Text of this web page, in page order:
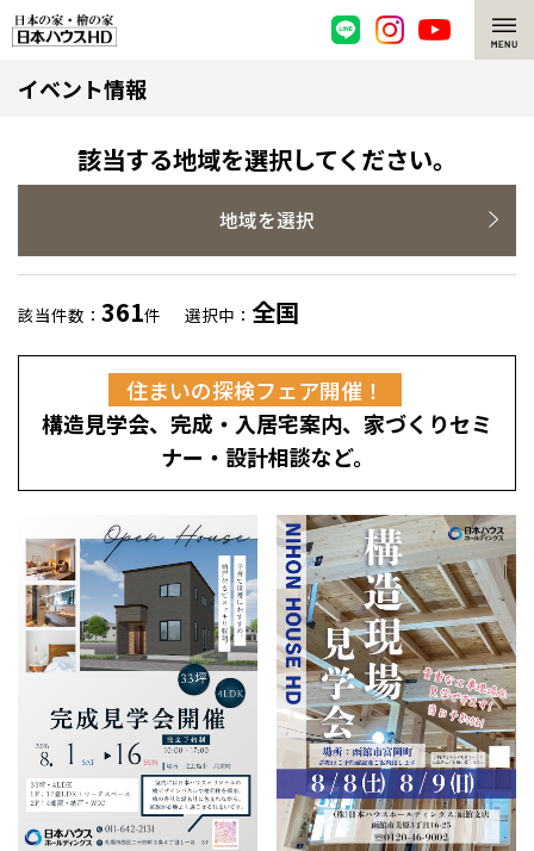
脱炭素・檜の家
環境にやさしい、脱炭素社会の住宅
耐震構造
高耐久住宅
高断熱・高気密の家
エネルギー自給自足
感謝訪問・長期保証
直営工事
1メーターモジュール
冷暖房標準装備
24時間対応コールセンター
選ばれる理由
檜の魅力 トップ
檜と日本人
1000年を超えて生きる檜
知られざる檜の効果・作用
理想の木材「檜」
注文住宅
グレートステージ
平屋の家
外観・インテリア集
暮らし方提案
住まいのコラム
リフォーム トップ
選ばれる理由
リフォームの流れ
介護保険利用で快適リフォーム
賃貸併用住宅のメリット
安心のサポートシステム
展示場案内
分譲住宅・土地
分譲マンション
分譲マンション トップ
ワザックとは
高い信頼性
会社情報
会社情報 トップ
お問い合わせ
イベント情報
該当する地域を選択してください。
地域を選択
該当件数： 361件 選択中： 全国
住まいの探検フェア開催！
構造見学会、完成・入居宅案内、家づくりセミ
ナー・設計相談など。